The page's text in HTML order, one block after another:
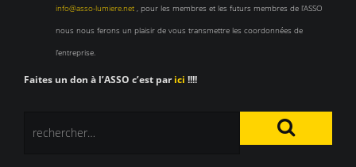
info@asso-lumiere.net , pour les membres et les futurs membres de l’ASSO
nous nous ferons un plaisir de vous transmettre les coordonnées de
l’entreprise.
Faites un don à l’ASSO c’est parici !!!!